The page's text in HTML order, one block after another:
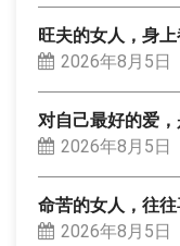
旺夫的女人，身
2026年8月5日
对自己最好的爱
2026年8月5日
命苦的女人，往
2026年8月5日